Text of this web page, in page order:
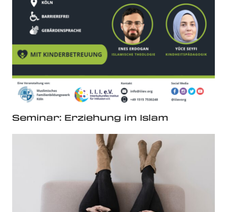
Seminar: Erziehung im Islam